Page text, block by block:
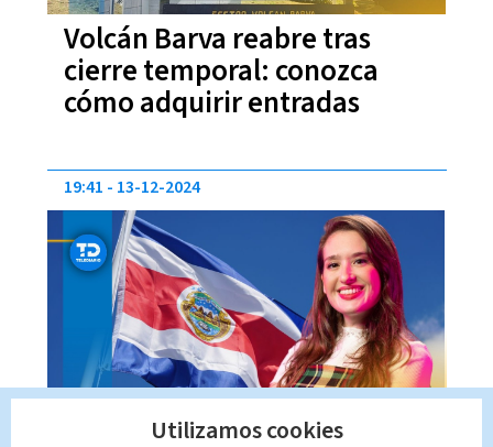
Volcán Barva reabre tras
cierre temporal: conozca
cómo adquirir entradas
Presentadora española
19:41 13-12-2024
Utilizamos cookies